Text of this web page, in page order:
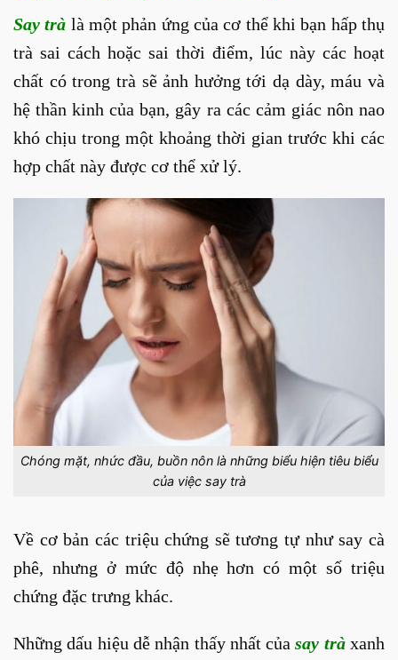
Say trà là một phản ứng của cơ thể khi bạn hấp thụ
trà sai cách hoặc sai thời điểm, lúc này các hoạt
chất có trong trà sẽ ảnh hưởng tới dạ dày, máu và
hệ thần kinh của bạn, gây ra các cảm giác nôn nao
khó chịu trong một khoảng thời gian trước khi các
hợp chất này được cơ thể xử lý.
Chóng mặt, nhức đầu, buồn nôn là những biểu hiện tiêu biểu
của việc say trà
Về cơ bản các triệu chứng sẽ tương tự như say cà
phê, nhưng ở mức độ nhẹ hơn có một số triệu
chứng đặc trưng khác.
Những dấu hiệu dễ nhận thấy nhất củasay tràxanh